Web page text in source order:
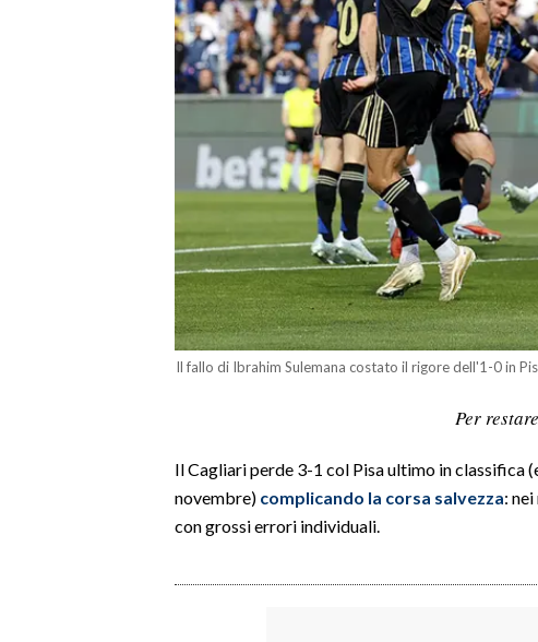
SERVIZI ALLE IMPRESE
RISULTATI E CLASSIFICHE
Il fallo di Ibrahim Sulemana costato il rigore dell'1-0 in
Per
Il Cagliari perde 3-1 col Pisa ultimo in classifica
novembre) complicando la corsa salvezza:
con grossi errori individuali.